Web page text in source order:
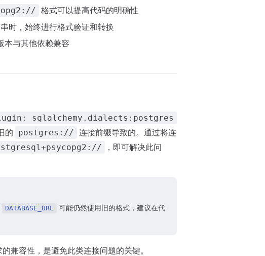
格式可以提高代码的明确性
时，始终进行格式验证和转换
本与其他依赖兼容
sqlalchemy.dialects:postgres
的 postgres:// 连接前缀导致的。通过将连
，即可解决此问
DATABASE_URL
可能仍然使用旧的格式，建议在代
兼容性，是避免此类连接问题的关键。